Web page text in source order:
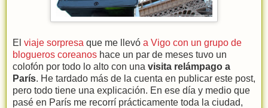
El viaje sorpresa que me llevó a Vigo con un grupo de
blogueros coreanos hace un par de meses tuvo un
colofón por todo lo alto con una visita relámpago a
París. He tardado más de la cuenta en publicar este post,
pero todo tiene una explicación. En ese día y medio que
pasé en París me recorrí prácticamente toda la ciudad,